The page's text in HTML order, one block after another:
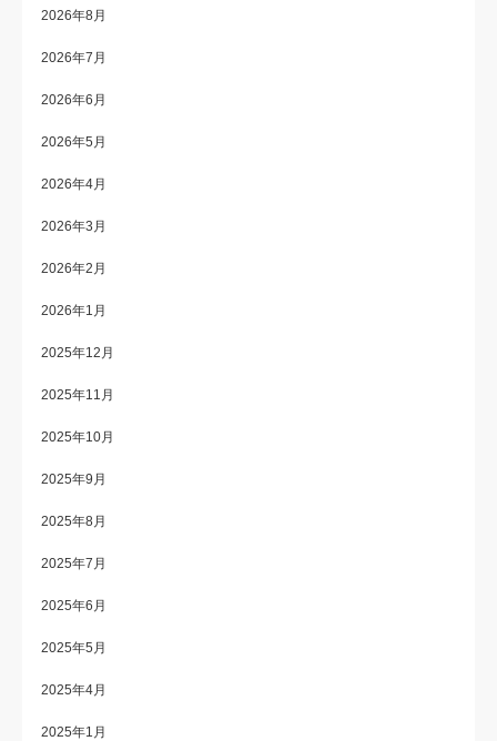
2026年8月
2026年7月
2026年6月
2026年5月
2026年4月
2026年3月
2026年2月
2026年1月
2025年12月
2025年11月
2025年10月
2025年9月
2025年8月
2025年7月
2025年6月
2025年5月
2025年4月
2025年1月